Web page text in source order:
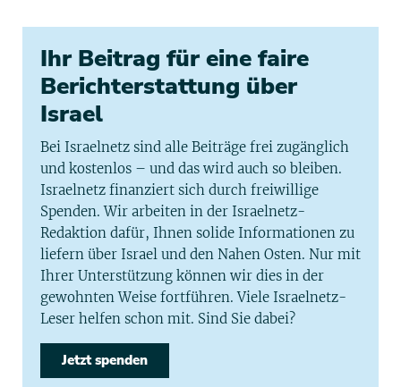
Ihr Beitrag für eine faire
Berichterstattung über
Israel
Bei Israelnetz sind alle Beiträge frei zugänglich
und kostenlos – und das wird auch so bleiben.
Israelnetz finanziert sich durch freiwillige
Spenden. Wir arbeiten in der Israelnetz-
Redaktion dafür, Ihnen solide Informationen zu
liefern über Israel und den Nahen Osten. Nur mit
Ihrer Unterstützung können wir dies in der
gewohnten Weise fortführen. Viele Israelnetz-
Leser helfen schon mit. Sind Sie dabei?
Jetzt spenden